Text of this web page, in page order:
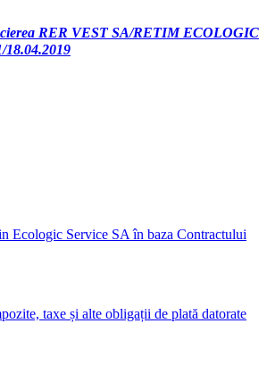
RER VEST SA/RETIM ECOLOGIC
18.04.2019
Ecologic Service SA în baza Contractului
taxe și alte obligații de plată datorate